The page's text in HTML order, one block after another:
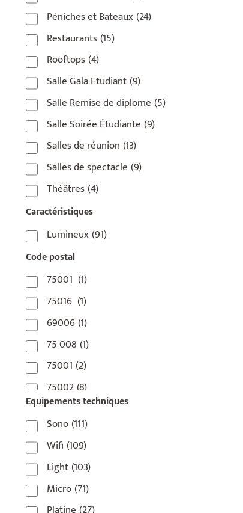
Péniches et Bateaux(24)
Restaurants(15)
Rooftops(4)
Salle Gala Etudiant(9)
Salle Remise de diplome (5)
Salle Soirée Étudiante (9)
Salles de réunion (13)
Salles de spectacle (9)
Théâtres(4)
Caractéristiques
Lumineux(91)
Code postal
75001 (1)
75016 (1)
69006(1)
75 008 (1)
75001 (2)
75002(8)
75003(1)
75004 (2)
75006(5)
75007(7)
75008 (17)
Equipements techniques
Sono(111)
Wifi (109)
Light(103)
Micro(71)